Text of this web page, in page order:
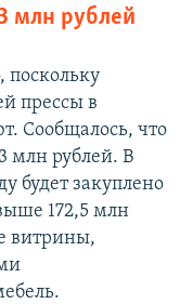
млн рублей
поскольку
прессы в
Сообщалось, что
млн рублей. В
будет закуплено
172,5 млн
витрины,